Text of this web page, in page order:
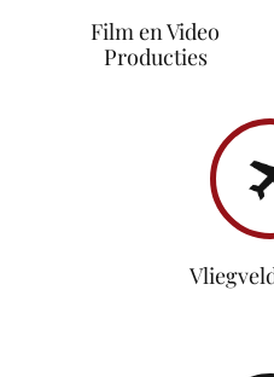
Film en Video
Producties